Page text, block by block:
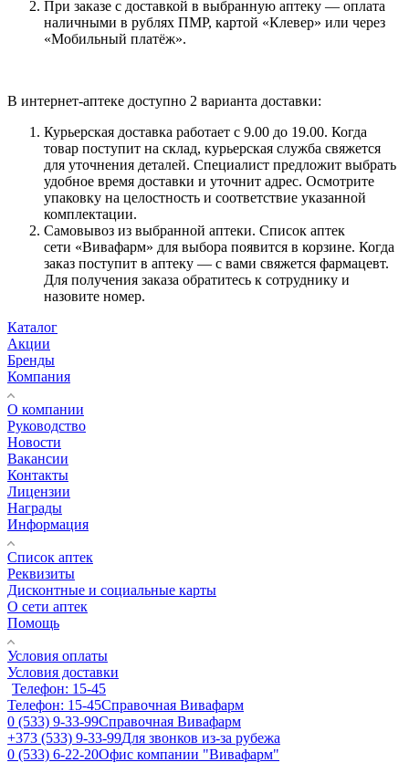
При заказе с доставкой в выбранную аптеку — оплата
наличными в рублях ПМР, картой «Клевер» или через
«Мобильный платёж».
В интернет-аптеке доступно 2 варианта доставки:
Курьерская доставка работает с 9.00 до 19.00. Когда
товар поступит на склад, курьерская служба свяжется
для уточнения деталей. Специалист предложит выбрать
удобное время доставки и уточнит адрес. Осмотрите
упаковку на целостность и соответствие указанной
комплектации.
Самовывоз из выбранной аптеки. Список аптек
сети «Вивафарм» для выбора появится в корзине. Когда
заказ поступит в аптеку — с вами свяжется фармацевт.
Для получения заказа обратитесь к сотруднику и
назовите номер.
Каталог
Акции
Бренды
Компания
О компании
Руководство
Новости
Вакансии
Контакты
Лицензии
Награды
Информация
Список аптек
Реквизиты
Дисконтные и социальные карты
О сети аптек
Помощь
Условия оплаты
Условия доставки
Телефон: 15-45
Телефон: 15-45Справочная Вивафарм
0 (533) 9-33-99Справочная Вивафарм
+373 (533) 9-33-99Для звонков из-за рубежа
0 (533) 6-22-20Офис компании "Вивафарм"